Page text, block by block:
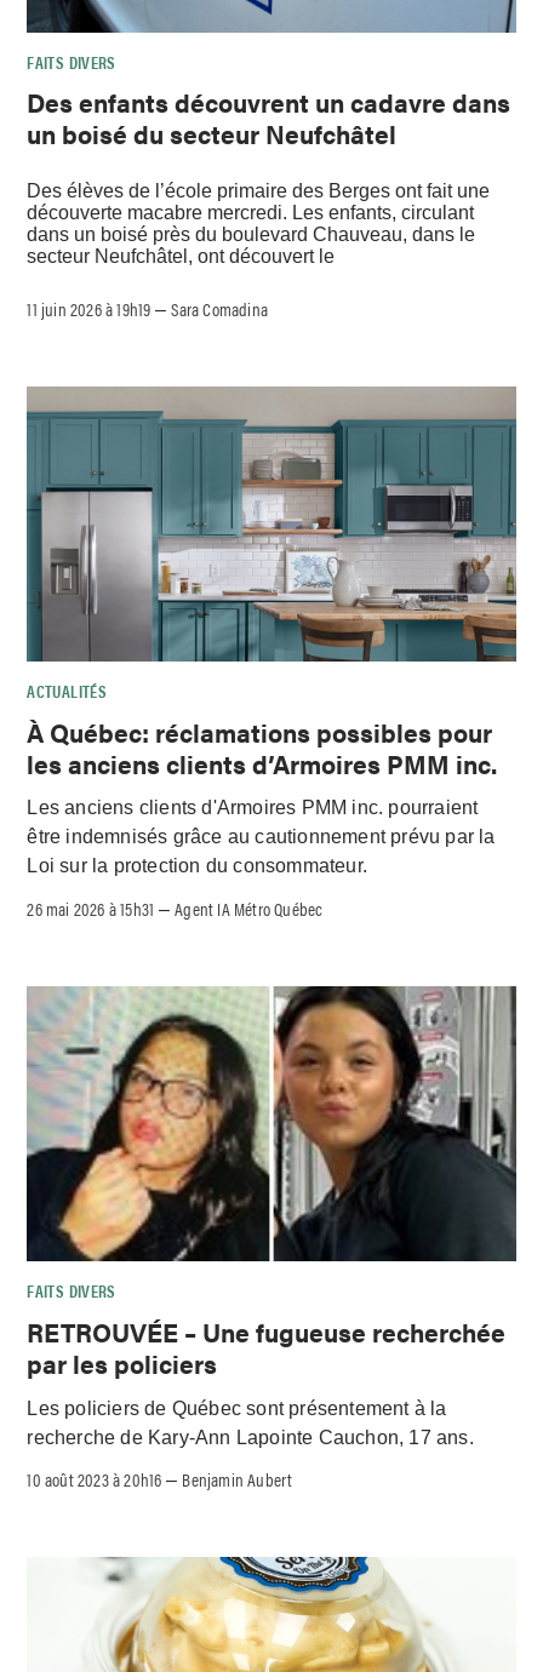
FAITS DIVERS
Des enfants découvrent un cadavre dans
un boisé du secteur Neufchâtel
Des élèves de l’école primaire des Berges ont fait une
découverte macabre mercredi. Les enfants, circulant
dans un boisé près du boulevard Chauveau, dans le
secteur Neufchâtel, ont découvert le
11 juin 2026 à 19h19 –Sara Comadina
ACTUALITÉS
À Québec: réclamations possibles pour
les anciens clients d’Armoires PMM inc.
Les anciens clients d'Armoires PMM inc. pourraient
être indemnisés grâce au cautionnement prévu par la
Loi sur la protection du consommateur.
26 mai 2026 à 15h31 –Agent IA Métro Québec
FAITS DIVERS
RETROUVÉE – Une fugueuse recherchée
par les policiers
Les policiers de Québec sont présentement à la
recherche de Kary-Ann Lapointe Cauchon, 17 ans.
10 août 2023 à 20h16 – Benjamin Aubert